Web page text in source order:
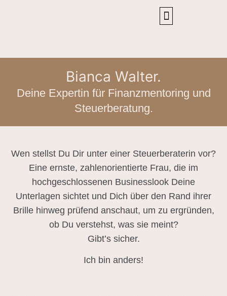
Bianca Walter.
Deine Expertin für Finanzmentoring und
Steuerberatung.
Wen stellst Du Dir unter einer Steuerberaterin vor?
Eine ernste, zahlenorientierte Frau, die im
hochgeschlossenen Businesslook Deine
Unterlagen sichtet und Dich über den Rand ihrer
Brille hinweg prüfend anschaut, um zu ergründen,
ob Du verstehst, was sie meint?
Gibt’s sicher.
Ich bin anders!